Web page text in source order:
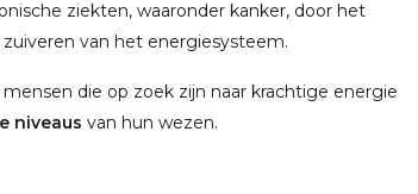
ziekten, waaronder kanker, door het
van het energiesysteem.
die op zoek zijn naar krachtige energie
niveaus van hun wezen.